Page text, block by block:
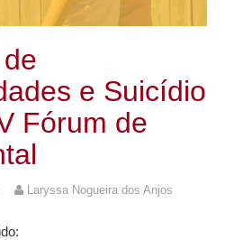
e Suicídio
Fórum de
Laryssa Nogueira dos Anjos